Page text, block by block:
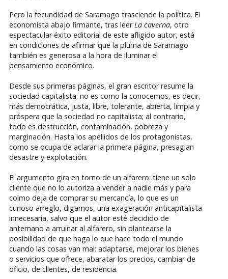
Pero la fecundidad de Saramago trasciende la política. El
economista abajo firmante, tras leerLa caverna, otro
espectacular éxito editorial de este afligido autor, está
en condiciones de afirmar que la pluma de Saramago
también es generosa a la hora de iluminar el
pensamiento económico.
Desde sus primeras páginas, el gran escritor resume la
sociedad capitalista: no es como la conocemos, es decir,
más democrática, justa, libre, tolerante, abierta, limpia y
próspera que la sociedad no capitalista; al contrario,
todo es destrucción, contaminación, pobreza y
marginación. Hasta los apellidos de los protagonistas,
como se ocupa de aclarar la primera página, presagian
desastre y explotación.
El argumento gira en torno de un alfarero: tiene un solo
cliente que no lo autoriza a vender a nadie más y para
colmo deja de comprar su mercancía, lo que es un
curioso arreglo, digamos, una exageración anticapitalista
innecesaria, salvo que el autor esté decidido de
antemano a arruinar al alfarero, sin plantearse la
posibilidad de que haga lo que hace todo el mundo
cuando las cosas van mal: adaptarse, mejorar los bienes
o servicios que ofrece, abaratar los precios, cambiar de
oficio, de clientes, de residencia.